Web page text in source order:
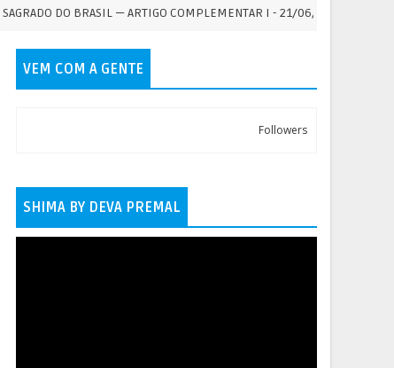
DO BRASIL — ARTIGO COMPLEMENTAR I - 21/06/2026
VEM COM A GENTE
Followers
SHIMA BY DEVA PREMAL